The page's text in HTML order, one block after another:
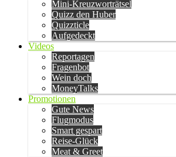
Mini-Kreuzworträtsel
Quizz den Huber
Quizzticle
Aufgedeckt
Videos
Reportagen
Fragenbot
Wein doch
MoneyTalks
Promotionen
Gute News
Flugmodus
Smart gespart
Reise-Glück
Meat & Greet